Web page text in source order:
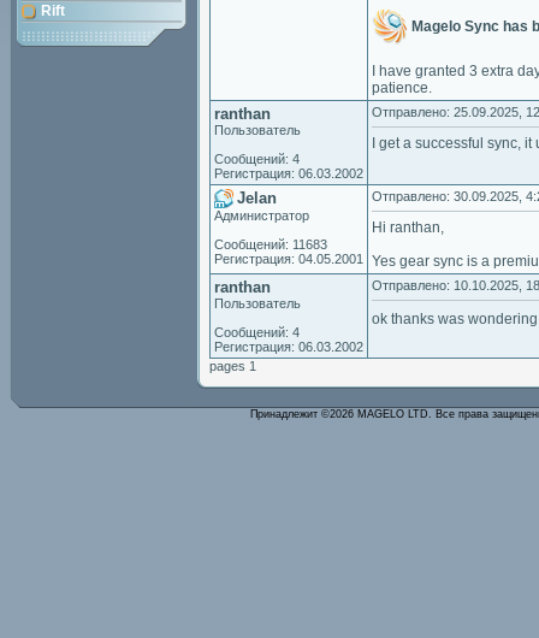
Rift
Magelo Sync has
I have granted 3 extra
patience.
ranthan
Пользователь
Сообщений: 4
Регистрация: 06.03.2002
Отправлено: 25.09.2025,
I get a successful sync,
Jelan
Администратор
Сообщений: 11683
Регистрация: 04.05.2001
Отправлено: 30.09.2025,
Hi ranthan,
Yes gear sync is a
ranthan
Пользователь
Сообщений: 4
Регистрация: 06.03.2002
Отправлено: 10.10.2025,
ok thanks was
pages 1
Принадлежит ©2026 MAGELO LTD. Все права